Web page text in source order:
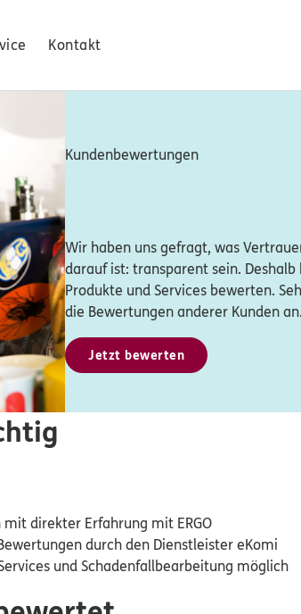
Kontakt
Kundenbewertungen
Wir haben uns gefragt, was
darauf ist: transparent sein. Deshalb
Produkte und Services bewerten.
die Bewertungen anderer Kunden an.
Jetzt bewerten
direkter Erfahrung mit ERGO
durch den Dienstleister eKomi
und Schadenfallbearbeitung möglich